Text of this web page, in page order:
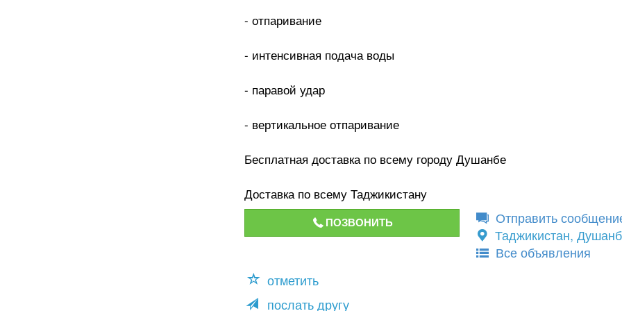
- отпаривание
- интенсивная подача воды
- паравой удар
- вертикальное отпаривание
Бесплатная доставка по всему городу Душанбе
Доставка по всему Таджикистану
ПОЗВОНИТЬ
Отправить
Таджикистан,
Все объявления
отметить
послать другу